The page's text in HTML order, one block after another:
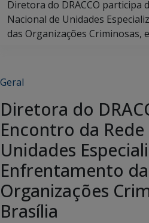
Diretora do DRACCO participa
Nacional de Unidades
das Organizações Criminosas,
Geral
Diretora do
Encontro da
Unidades
Enfrentamento
Organizações
Brasília